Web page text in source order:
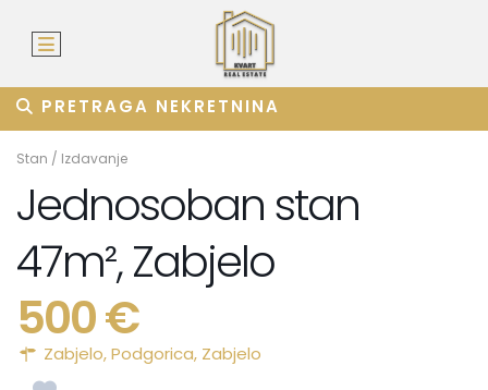
PRETRAGA NEKRETNINA
Stan / Izdavanje
Jednosoban stan
47m², Zabjelo
500 €
Zabjelo,Podgorica, Zabjelo